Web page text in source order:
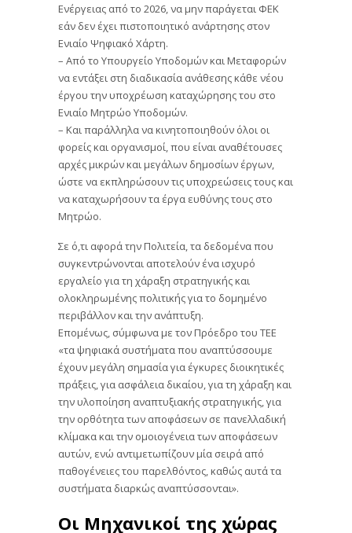
Ενέργειας από το 2026, να μην παράγεται ΦΕΚ
εάν δεν έχει πιστοποιητικό ανάρτησης στον
Ενιαίο Ψηφιακό Χάρτη.
– Από το Υπουργείο Υποδομών και Μεταφορών
να εντάξει στη διαδικασία ανάθεσης κάθε νέου
έργου την υποχρέωση καταχώρησης του στο
Ενιαίο Μητρώο Υποδομών.
– Και παράλληλα να κινητοποιηθούν όλοι οι
φορείς και οργανισμοί, που είναι αναθέτουσες
αρχές μικρών και μεγάλων δημοσίων έργων,
ώστε να εκπληρώσουν τις υποχρεώσεις τους και
να καταχωρήσουν τα έργα ευθύνης τους στο
Μητρώο.
Σε ό,τι αφορά την Πολιτεία, τα δεδομένα που
συγκεντρώνονται αποτελούν ένα ισχυρό
εργαλείο για τη χάραξη στρατηγικής και
ολοκληρωμένης πολιτικής για το δομημένο
περιβάλλον και την ανάπτυξη.
Επομένως, σύμφωνα με τον Πρόεδρο του ΤΕΕ
«τα ψηφιακά συστήματα που αναπτύσσουμε
έχουν μεγάλη σημασία για έγκυρες διοικητικές
πράξεις, για ασφάλεια δικαίου, για τη χάραξη και
την υλοποίηση αναπτυξιακής στρατηγικής, για
την ορθότητα των αποφάσεων σε πανελλαδική
κλίμακα και την ομοιογένεια των αποφάσεων
αυτών, ενώ αντιμετωπίζουν μία σειρά από
παθογένειες του παρελθόντος, καθώς αυτά τα
συστήματα διαρκώς αναπτύσσονται».
Οι Μηχανικοί της χώρας